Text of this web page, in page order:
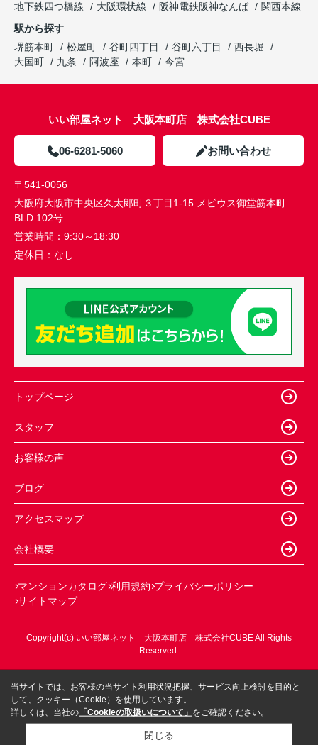
地下鉄四つ橋線
大阪環状線 阪神電鉄阪神なんば
関西本線
駅から探す
堺筋本町
松屋町 谷町四丁目 谷町六丁目
西長堀
大国町
九条 阿波座 本町 今宮
いい部屋ネット 大阪本町店 株式会社CUBE
06-6281-5060 お問い合わせ
〒541-0056
大阪府大阪市中央区久太郎町３丁目1-15 メビウス御堂筋本町
BLD 102号
営業時間： 9:30～18:30
定休日： なし
トップページ
スタッフ
お客様の声
ブログ
アクセスマップ
会社概要
マンションカタログ 利用規約 プライバシーポリシー
サイトマップ
Copyright(c) いい部屋ネット 大阪本町店 株式会社CUBE All Rights
Reserved.
当サイトでは、お客様の当サイト利用状況把握、サービス向上検討を目的と
して、クッキー（Cookie）を使用しています。
詳しくは、当社の 「Cookieの取扱いについて」 をご確認ください。
閉じる